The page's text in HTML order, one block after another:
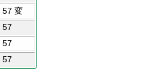
57 変
57
57
57